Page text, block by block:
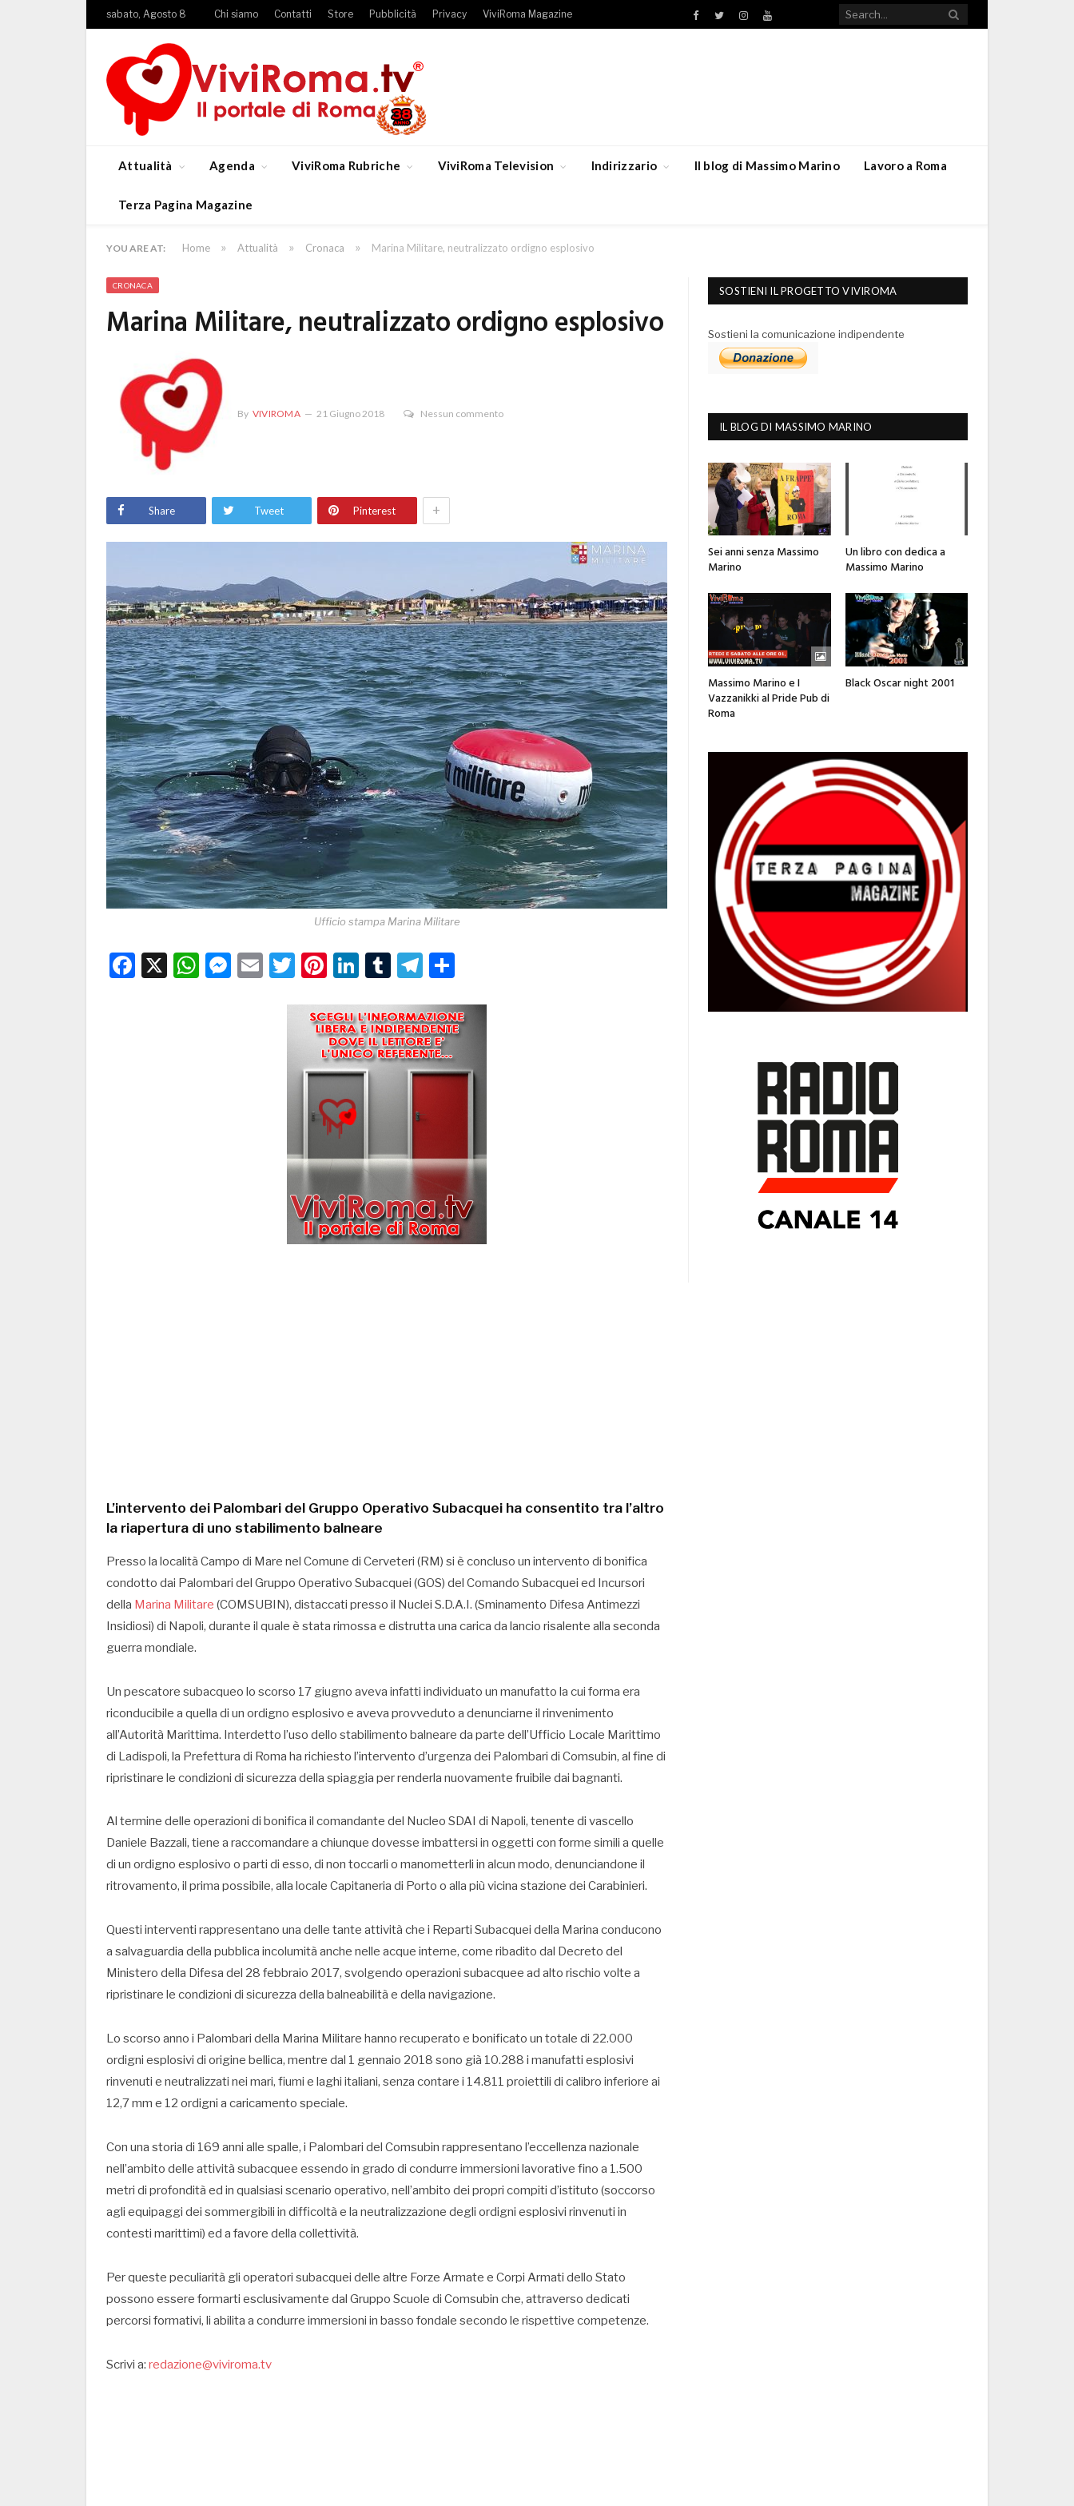
sabato, Agosto 8 Chi siamo Contatti Store Pubblicità Privacy ViviRoma Magazine Facebook
TwitterInstagramYouTube
Attualità Agenda ViviRoma Rubriche ViviRoma Television Indirizzario Il blog di Massimo Marino Lavoro a Roma
Terza Pagina Magazine
YOU ARE AT: Home » Attualità » Cronaca » Marina Militare, neutralizzato ordigno esplosivo
CRONACA
Marina Militare, neutralizzato ordigno esplosivo
By VIVIROMA 21 Giugno 2018 Nessun commento
Share Tweet Pinterest +
Ufficio stampa Marina Militare
Facebook
X WhatsApp
Messenger
EmailTwitter
Pinterest
LinkedIn
TumblrTelegram
L’intervento dei Palombari del Gruppo Operativo Subacquei ha consentito tra l’altro
la riapertura di uno stabilimento balneare
Presso la località Campo di Mare nel Comune di Cerveteri (RM) si è concluso un intervento di bonifica
condotto dai Palombari del Gruppo Operativo Subacquei (GOS) del Comando Subacquei ed Incursori
della Marina Militare (COMSUBIN), distaccati presso il Nuclei S.D.A.I. (Sminamento Difesa Antimezzi
Insidiosi) di Napoli, durante il quale è stata rimossa e distrutta una carica da lancio risalente alla seconda
guerra mondiale.
Un pescatore subacqueo lo scorso 17 giugno aveva infatti individuato un manufatto la cui forma era
riconducibile a quella di un ordigno esplosivo e aveva provveduto a denunciarne il rinvenimento
all’Autorità Marittima. Interdetto l’uso dello stabilimento balneare da parte dell’Ufficio Locale Marittimo
di Ladispoli, la Prefettura di Roma ha richiesto l’intervento d’urgenza dei Palombari di Comsubin, al fine di
ripristinare le condizioni di sicurezza della spiaggia per renderla nuovamente fruibile dai bagnanti.
Al termine delle operazioni di bonifica il comandante del Nucleo SDAI di Napoli, tenente di vascello
Daniele Bazzali, tiene a raccomandare a chiunque dovesse imbattersi in oggetti con forme simili a quelle
di un ordigno esplosivo o parti di esso, di non toccarli o manometterli in alcun modo, denunciandone il
ritrovamento, il prima possibile, alla locale Capitaneria di Porto o alla più vicina stazione dei Carabinieri.
Questi interventi rappresentano una delle tante attività che i Reparti Subacquei della Marina conducono
a salvaguardia della pubblica incolumità anche nelle acque interne, come ribadito dal Decreto del
Ministero della Difesa del 28 febbraio 2017, svolgendo operazioni subacquee ad alto rischio volte a
ripristinare le condizioni di sicurezza della balneabilità e della navigazione.
Lo scorso anno i Palombari della Marina Militare hanno recuperato e bonificato un totale di 22.000
ordigni esplosivi di origine bellica, mentre dal 1 gennaio 2018 sono già 10.288 i manufatti esplosivi
rinvenuti e neutralizzati nei mari, fiumi e laghi italiani, senza contare i 14.811 proiettili di calibro inferiore ai
12,7 mm e 12 ordigni a caricamento speciale.
Con una storia di 169 anni alle spalle, i Palombari del Comsubin rappresentano l’eccellenza nazionale
nell’ambito delle attività subacquee essendo in grado di condurre immersioni lavorative fino a 1.500
metri di profondità ed in qualsiasi scenario operativo, nell’ambito dei propri compiti d’istituto (soccorso
agli equipaggi dei sommergibili in difficoltà e la neutralizzazione degli ordigni esplosivi rinvenuti in
contesti marittimi) ed a favore della collettività.
Per queste peculiarità gli operatori subacquei delle altre Forze Armate e Corpi Armati dello Stato
possono essere formarti esclusivamente dal Gruppo Scuole di Comsubin che, attraverso dedicati
percorsi formativi, li abilita a condurre immersioni in basso fondale secondo le rispettive competenze.
Scrivi a: redazione@viviroma.tv
SOSTIENI IL PROGETTO VIVIROMA
Sostieni la comunicazione indipendente
IL BLOG DI MASSIMO MARINO
Sei anni senza Massimo
Marino
Un libro con dedica a
Massimo Marino
Massimo Marino e I
Vazzanikki al Pride Pub di
Roma
Black Oscar night 2001